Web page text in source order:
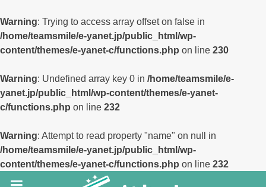
Warning: Trying to access array offset on false in
/home/teamsmile/e-yanet.jp/public_html/wp-
content/themes/e-yanet-c/functions.php on line 230
Warning: Undefined array key 0 in /home/teamsmile/e-
yanet.jp/public_html/wp-content/themes/e-yanet-
c/functions.php on line 232
Warning: Attempt to read property "name" on null in
/home/teamsmile/e-yanet.jp/public_html/wp-
content/themes/e-yanet-c/functions.php on line 232